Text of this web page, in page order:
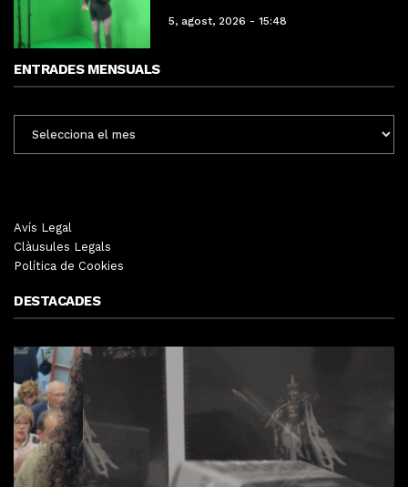
5, agost, 2026 - 15:48
ENTRADES MENSUALS
MENSUALS
Avís Legal
Clàusules Legals
Política de Cookies
DESTACADES